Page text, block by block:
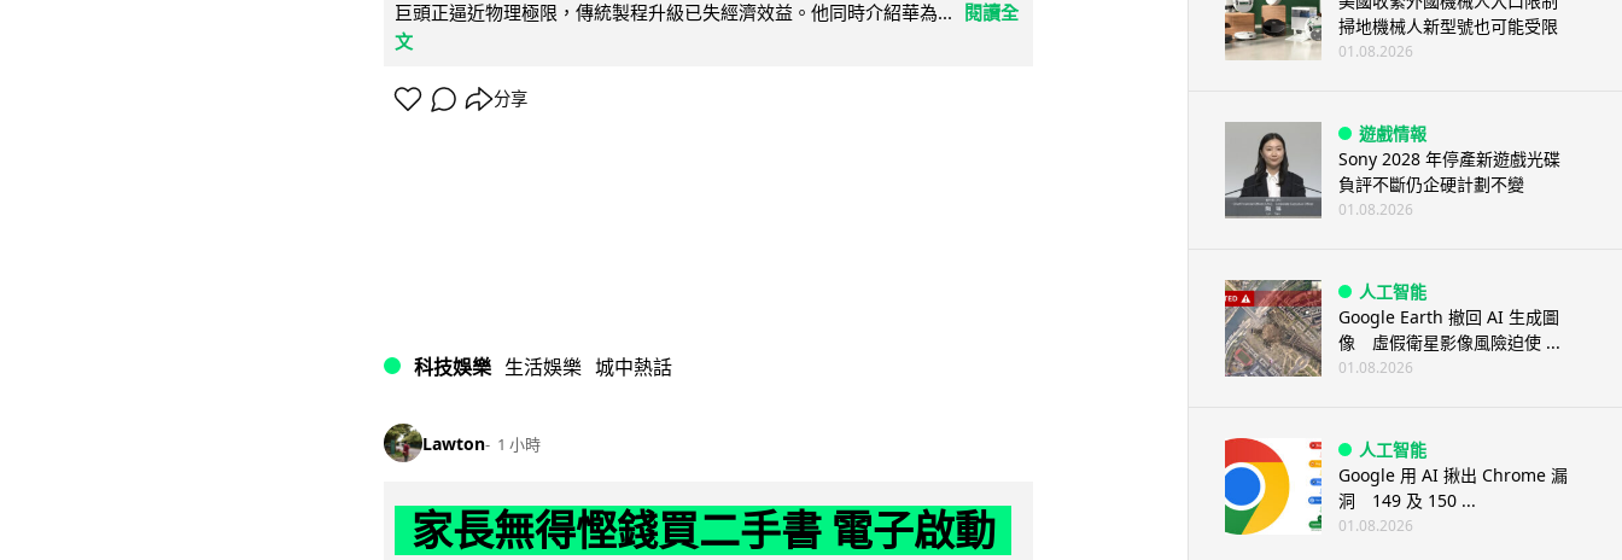
巨頭正逼近物理極限，傳統製程升級已失經濟效益。他同時介紹華為... 閱讀全
文
分享
科技娛樂 生活娛樂 城中熱話
Lawton 1 小時
家長無得慳錢買二手書 電子啟動
掃地機械人新型號也可能受限
01.08.2026
遊戲情報
Sony 2028 年停產新遊戲光碟
負評不斷仍企硬計劃不變
01.08.2026
人工智能
Google Earth 撤回 AI 生成圖
像 虛假衛星影像風險迫使 ...
01.08.2026
人工智能
Google 用 AI 揪出 Chrome 漏
洞 149 及 150 ...
01.08.2026